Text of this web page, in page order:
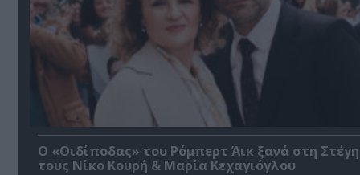
O «Οιδίποδας» του Ρόμπερτ Άικ ξανά στη
τους Νίκο Κουρή & Μαρία Κεχαγιόγλου